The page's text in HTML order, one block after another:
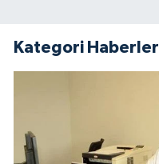
Kategori Haberler